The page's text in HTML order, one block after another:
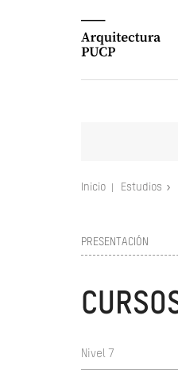
Inicio Estudios
PRESENTACIÓN
Nivel 7